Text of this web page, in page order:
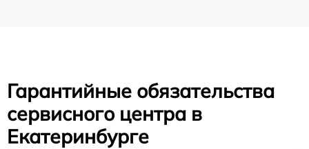
Гарантийные обязательства
сервисного центра в
Екатеринбурге